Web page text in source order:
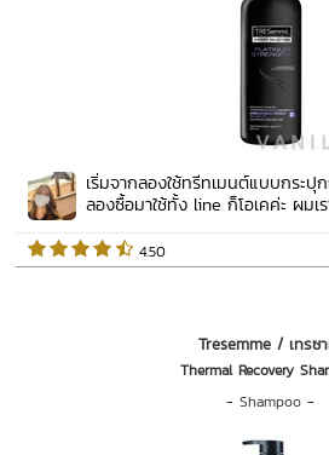
เริ่มจากลองใช้ทรีทเมนต์แบบกระ
ลองซื้อมาใช้ทั้ง line ก็โอเคค่ะ ผมเร
4.50
Tresemme / เทรซ
Thermal Recovery
-Shampoo -